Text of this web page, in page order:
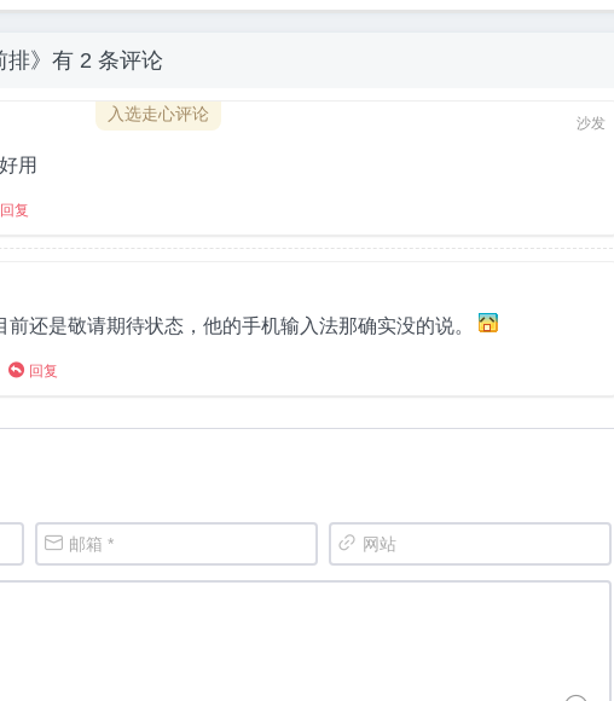
排》有 2 条评论
沙发
入选走心评论
用
回复
前还是敬请期待状态，他的手机输入法那确实没的说。
 回复